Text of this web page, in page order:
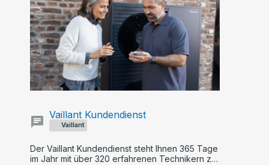
Vaillant
Vaillant Kundendienst
Der Vaillant Kundendienst steht Ihnen 365 Tage
im Jahr mit über 320 erfahrenen Technikern zur